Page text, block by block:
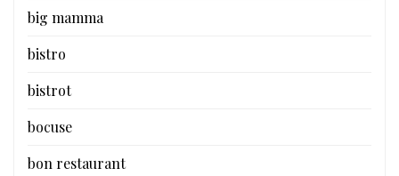
big mamma
bistro
bistrot
bocuse
bon restaurant